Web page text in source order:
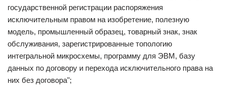
государственной регистрации распоряжения
исключительным правом на изобретение, полезную
модель, промышленный образец, товарный знак, знак
обслуживания, зарегистрированные топологию
интегральной микросхемы, программу для ЭВМ, базу
данных по договору и перехода исключительного права на
них без договора";